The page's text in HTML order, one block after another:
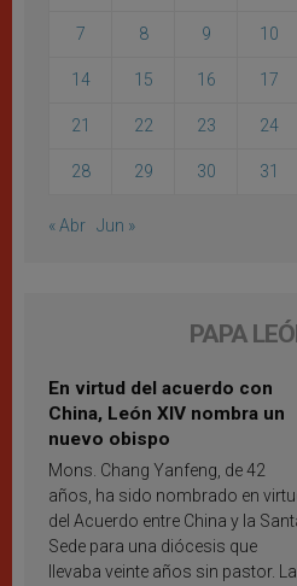
7 8 9 10
14 15 16 17
21 22 23 24
28 29 30 31
« Abr Jun »
PAPA
En virtud del acuerdo con
China, León XIV nombra un
nuevo obispo
Mons. Chang Yanfeng, de 42
años, ha sido nombrado en
del Acuerdo entre China y la
Sede para una diócesis que
llevaba veinte años sin pastor.